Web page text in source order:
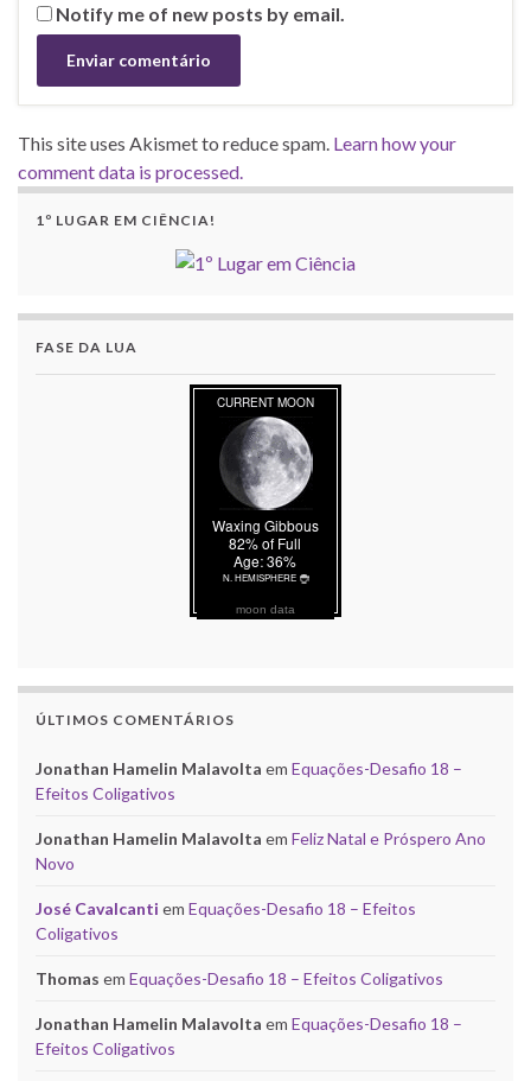
Notify me of new posts by email.
This site uses Akismet to reduce spam. Learn how your
comment data is processed.
1º LUGAR EM CIÊNCIA!
FASE DA LUA
moon data
ÚLTIMOS COMENTÁRIOS
Jonathan Hamelin Malavolta em Equações-Desafio 18 –
Efeitos Coligativos
Jonathan Hamelin Malavolta em Feliz Natal e Próspero Ano
Novo
José Cavalcanti em Equações-Desafio 18 – Efeitos
Coligativos
Thomas em Equações-Desafio 18 – Efeitos Coligativos
Jonathan Hamelin Malavolta em Equações-Desafio 18 –
Efeitos Coligativos